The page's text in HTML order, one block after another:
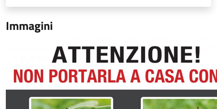
Immagini